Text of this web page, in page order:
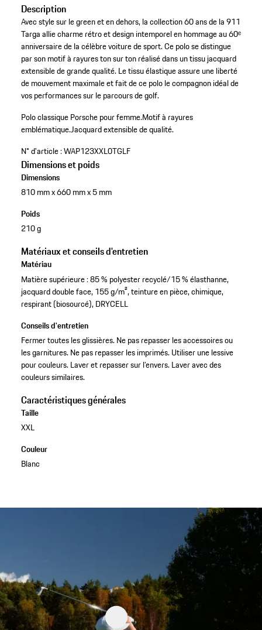
Description
Avec style sur le green et en dehors, la collection 60 ans de la 911
Targa allie charme rétro et design intemporel en hommage au 60ᵉ
anniversaire de la célèbre voiture de sport. Ce polo se distingue
par son motif à rayures ton sur ton réalisé dans un tissu jacquard
extensible de grande qualité. Le tissu élastique assure une liberté
de mouvement maximale et fait de ce polo le compagnon idéal de
vos performances sur le parcours de golf.
Polo classique Porsche pour femme.Motif à rayures
emblématique.Jacquard extensible de qualité.
N° d'article :WAP123XXL0TGLF
Dimensions et poids
Dimensions
810 mm x 660 mm x 5 mm
Poids
210 g
Matériaux et conseils d'entretien
Matériau
Matière supérieure : 85 % polyester recyclé/15 % élasthanne,
jacquard double face, 155 g/m², teinture en pièce, chimique,
respirant (biosourcé), DRYCELL
Conseils d'entretien
Fermer toutes les glissières. Ne pas repasser les accessoires ou
les garnitures. Ne pas repasser les imprimés. Utiliser une lessive
pour couleurs. Laver et repasser sur l’envers. Laver avec des
couleurs similaires.
Caractéristiques générales
Taille
XXL
Couleur
Blanc